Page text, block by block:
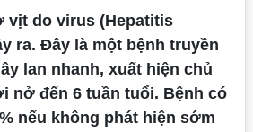
vịt do virus (Hepatitis
ra. Đây là một bệnh truyền
lan nhanh, xuất hiện chủ
nở đến 6 tuần tuổi. Bệnh có
nếu không phát hiện sớm